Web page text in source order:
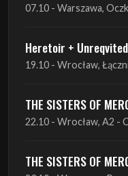
07.10 - Warszawa,
Heretoir +
19.10 - Wrocław,
THE SISTERS OF
22.10 - Wrocław, A2 -
THE SISTERS OF